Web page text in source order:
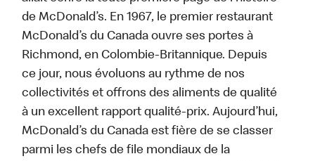
de McDonald’s. En 1967, le premier restaurant
McDonald’s du Canada ouvre ses portes à
Richmond, en Colombie-Britannique. Depuis
ce jour, nous évoluons au rythme de nos
collectivités et offrons des aliments de qualité
à un excellent rapport qualité-prix. Aujourd’hui,
McDonald’s du Canada est fière de se classer
parmi les chefs de file mondiaux de la